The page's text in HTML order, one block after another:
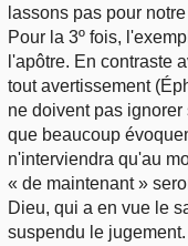
lassons pas pour
Pour la 3º fois,
l'apôtre. En contraste
tout avertissement
ne doivent pas
que beaucoup
n'interviendra qu'au
« de maintenant »
Dieu, qui a en vue le
suspendu le